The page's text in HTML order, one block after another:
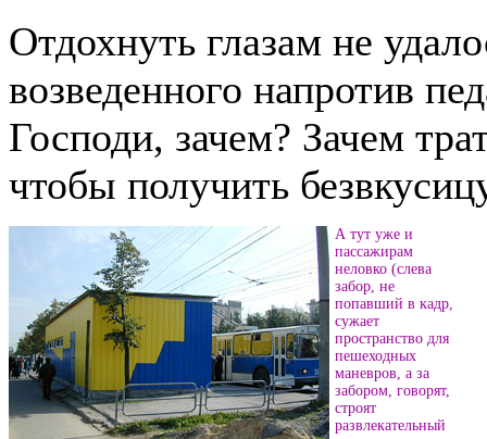
Отдохнуть глазам не
возведенного напротив
Господи, зачем? Зачем
чтобы получить
А тут уже и
пассажирам
неловко (слева
забор, не
попавший в кадр,
сужает
пространство для
пешеходных
маневров, а за
забором, говорят,
строят
развлекательный